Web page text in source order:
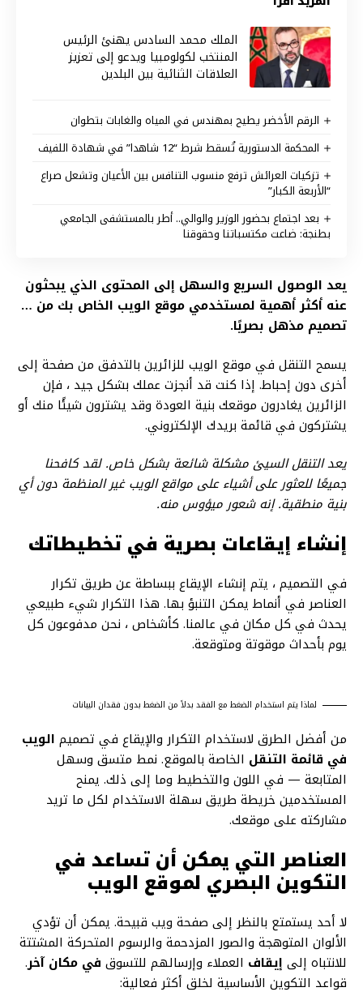
الملك محمد السادس يهنئ الرئيس
المنتخب لكولومبيا ويدعو إلى تعزيز
العلاقات الثنائية بين البلدين
الرقم الأخضر يطيح بمهندس في المياه والغابات بتطوان
المحكمة الدستورية تُسقط شرط “12 شاهدا” في شهادة اللفيف
تزكيات العرائش ترفع منسوب التنافس بين الأعيان وتشعل صراع
“الأربعة الكبار”
بعد اجتماع بحضور الوزير والوالي.. أطر بالمستشفى الجامعي
بطنجة: ضاعت مكتسباتنا وحقوقنا
يعد الوصول السريع والسهل إلى المحتوى الذي يبحثون
عنه أكثر أهمية لمستخدمي موقع الويب الخاص بك من …
تصميم مذهل بصريًا.
يسمح التنقل في موقع الويب للزائرين بالتدفق من صفحة إلى
أخرى دون إحباط. إذا كنت قد أنجزت عملك بشكل جيد ، فإن
الزائرين يغادرون موقعك بنية العودة وقد يشترون شيئًا منك أو
يشتركون في قائمة بريدك الإلكتروني.
يعد التنقل السيئ مشكلة شائعة بشكل خاص. لقد كافحنا
جميعًا للعثور على أشياء على مواقع الويب غير المنظمة دون أي
بنية منطقية. إنه شعور ميؤوس منه.
إنشاء إيقاعات بصرية في تخطيطاتك
في التصميم ، يتم إنشاء الإيقاع ببساطة عن طريق تكرار
العناصر في أنماط يمكن التنبؤ بها. هذا التكرار شيء طبيعي
يحدث في كل مكان في عالمنا. كأشخاص ، نحن مدفوعون كل
يوم بأحداث موقوتة ومتوقعة.
لماذا يتم استخدام الضغط مع الفقد بدلاً من الضغط بدون فقدان البيانات
من أفضل الطرق لاستخدام التكرار والإيقاع في تصميم الويب
في قائمة التنقل الخاصة بالموقع. نمط متسق وسهل
المتابعة — في اللون والتخطيط وما إلى ذلك. يمنح
المستخدمين خريطة طريق سهلة الاستخدام لكل ما تريد
مشاركته على موقعك.
العناصر التي يمكن أن تساعد في
التكوين البصري لموقع الويب
لا أحد يستمتع بالنظر إلى صفحة ويب قبيحة. يمكن أن تؤدي
الألوان المتوهجة والصور المزدحمة والرسوم المتحركة المشتتة
للانتباه إلى إيقاف العملاء وإرسالهم للتسوق في مكان آخر.
قواعد التكوين الأساسية لخلق أكثر فعالية: